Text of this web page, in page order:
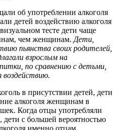
об употреблении алкоголя
детей воздействию алкоголя
тесте дети чаще
чем женщинам. Дети,
пьянства своих родителей,
взрослым на
по сравнению с детьми,
воздействию.
в присутствии детей, дети
алкоголя женщинам в
Когда отцы употребляли
дети с большей вероятностью
именно отцам.